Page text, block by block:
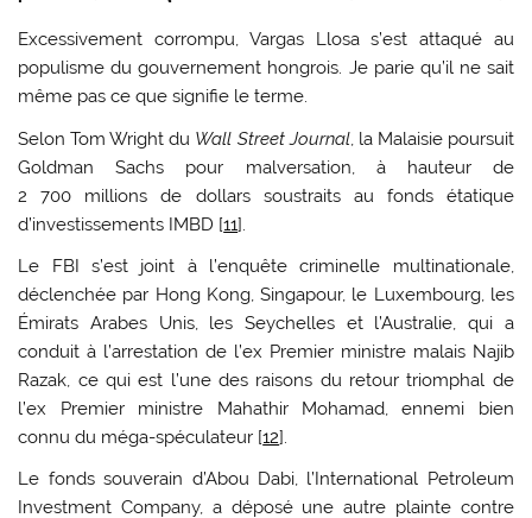
Excessivement corrompu, Vargas Llosa s’est attaqué au
populisme du gouvernement hongrois. Je parie qu’il ne sait
même pas ce que signifie le terme.
Selon Tom Wright du Wall Street Journal, la Malaisie poursuit
Goldman Sachs pour malversation, à hauteur de
2 700 millions de dollars soustraits au fonds étatique
d’investissements IMBD [11].
Le FBI s’est joint à l’enquête criminelle multinationale,
déclenchée par Hong Kong, Singapour, le Luxembourg, les
Émirats Arabes Unis, les Seychelles et l’Australie, qui a
conduit à l’arrestation de l’ex Premier ministre malais Najib
Razak, ce qui est l’une des raisons du retour triomphal de
l’ex Premier ministre Mahathir Mohamad, ennemi bien
connu du méga-spéculateur [12].
Le fonds souverain d’Abou Dabi, l’International Petroleum
Investment Company, a déposé une autre plainte contre